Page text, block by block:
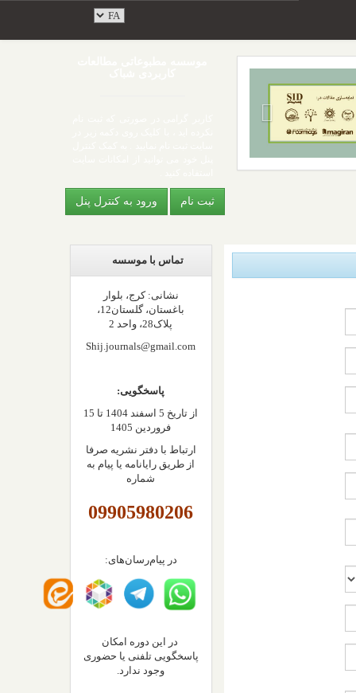
ورود به کنترل پنل
تماس با موسسه
نشانی: کرج، بلوار
باغستان، گلستان12،
پلاک28، واحد 2
Shij.journals@gmail.com
پاسخگویی:
از تاریخ 5 اسفند 1404 تا 15
فروردین 1405
ارتباط با دفتر نشریه صرفا
از طریق رایانامه یا پیام به
شماره
09905980206
در پیام‌رسان‌های:
در این دوره امکان
پاسخگویی تلفنی یا حضوری
وجود ندارد.